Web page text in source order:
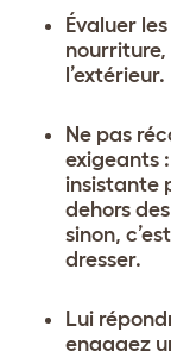
Évaluer
nourriture,
l’extérieur.
Ne pas
exigeants
insistante
dehors
sinon,
dresser.
Lui
engagez